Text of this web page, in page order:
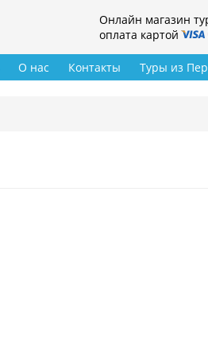
Онлайн магазин
оплата картой
Туры из
О нас Контакты